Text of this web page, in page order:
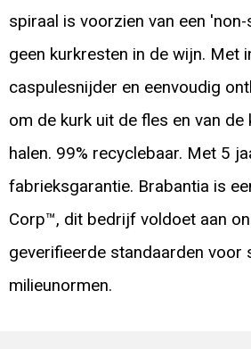
spiraal is voorzien van een
geen kurkresten in de wijn. Met
caspulesnijder en eenvoudig
om de kurk uit de fles en van de
halen. 99% recyclebaar. Met 5
fabrieksgarantie. Brabantia is
Corp™, dit bedrijf voldoet aan
geverifieerde standaarden voor
milieunormen.